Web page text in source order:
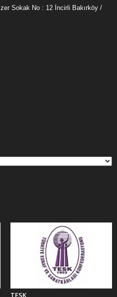
Sokak No : 12 İncirli Bakırköy /
TESK